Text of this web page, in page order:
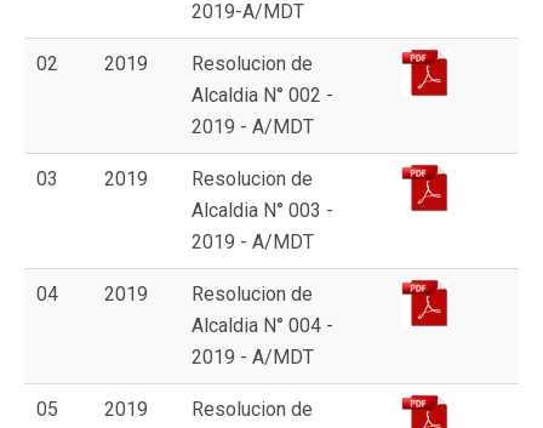
2019-A/MDT
02 2019
Resolucion de
Alcaldia N° 002 -
2019 - A/MDT
03 2019
Resolucion de
Alcaldia N° 003 -
2019 - A/MDT
04 2019
Resolucion de
Alcaldia N° 004 -
2019 - A/MDT
05 2019
Resolucion de